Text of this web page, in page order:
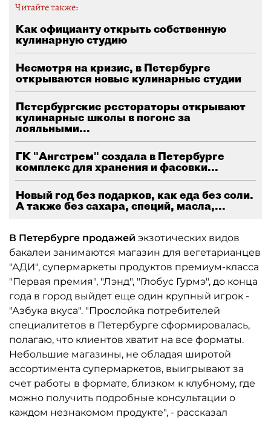
Читайте также:
Как официанту открыть собственную
кулинарную студию
Несмотря на кризис, в Петербурге
открываются новые кулинарные студии
Петербургские рестораторы открывают
кулинарные школы в погоне за
лояльными...
ГК "Ангстрем" создала в Петербурге
комплекс для хранения и фасовки...
Новый год без подарков, как еда без соли.
А также без сахара, специй, масла,...
В Петербурге продажей экзотических видов
бакалеи занимаются магазин для вегетарианцев
"АДИ", супермаркеты продуктов премиум-класса
"Первая премия", "Лэнд", "Глобус Гурмэ", до конца
года в город выйдет еще один крупный игрок -
"Азбука вкуса". "Прослойка потребителей
специалитетов в Петербурге сформировалась,
полагаю, что клиентов хватит на все форматы.
Небольшие магазины, не обладая широтой
ассортимента супермаркетов, выигрывают за
счет работы в формате, близком к клубному, где
можно получить подробные консультации о
каждом незнакомом продукте", - рассказал